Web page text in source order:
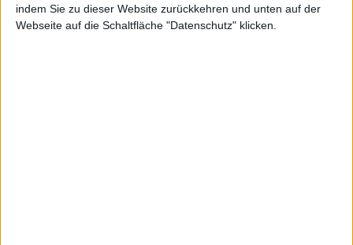
indem Sie zu dieser Website zurückkehren und unten auf der
Webseite auf die Schaltfläche "Datenschutz" klicken.